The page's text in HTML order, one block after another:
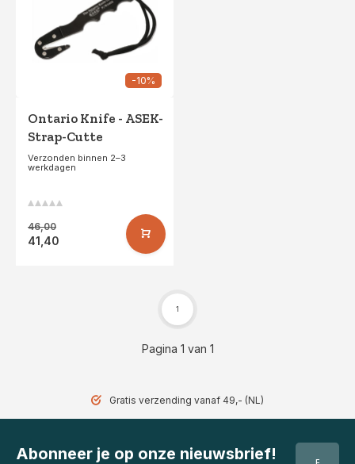
-10%
Ontario Knife - ASEK-
Strap-Cutte
Verzonden binnen 2–3
werkdagen
46,00
41,40
Pagina 1 van 1
1
Gratis verzending vanaf 49,- (NL)
Abonneer je op onze nieuwsbrief!